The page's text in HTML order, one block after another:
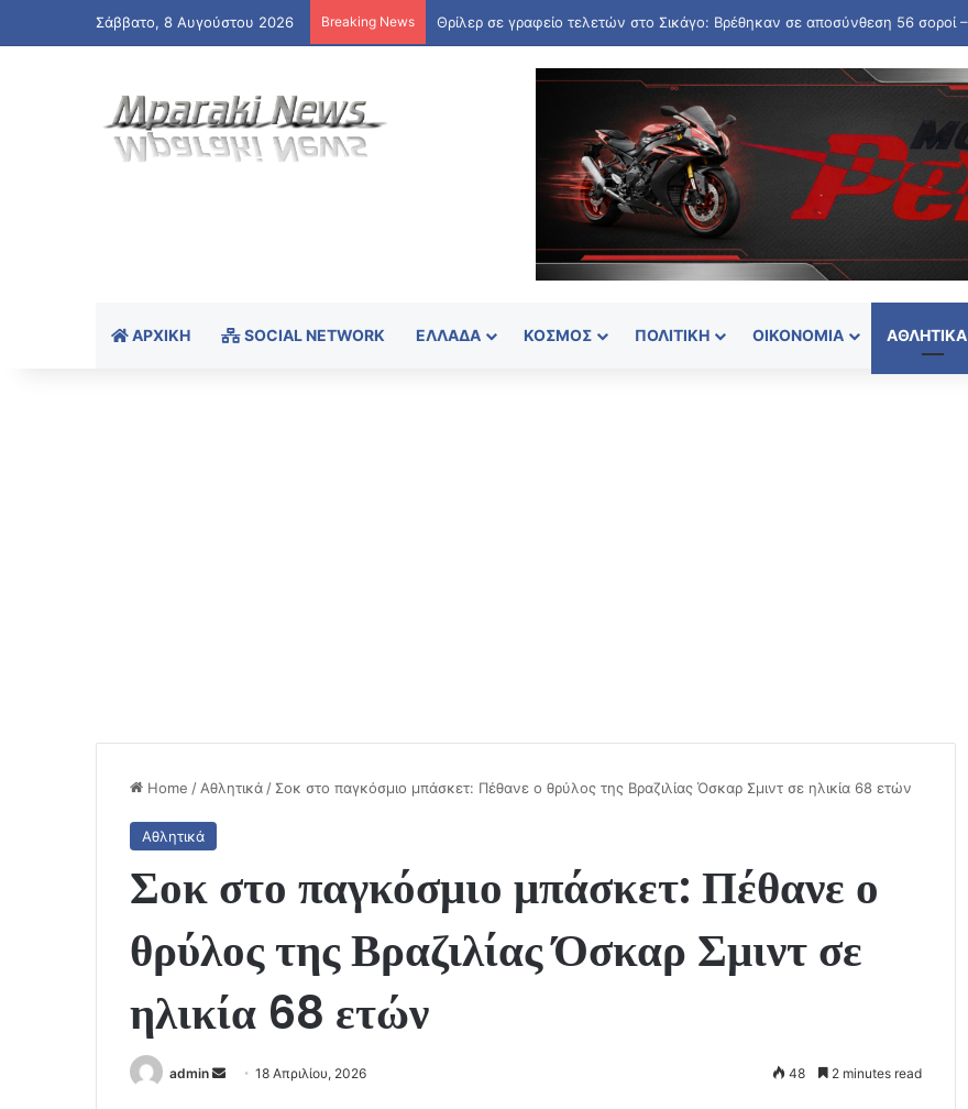
Σάββατο, 8 Αυγούστου 2026 Breaking News
ΑΡΧΙΚΉ SOCIAL NETWORK ΕΛΛΆΔΑ ΚΌΣΜΟΣ ΠΟΛΙΤΙΚΉ ΟΙΚΟΝΟΜΊΑ ΑΘΛΗΤΙΚΆ
Home / Αθλητικά / Σοκ στο παγκόσμιο μπάσκετ: Πέθανε ο θρύλος της Βραζιλίας Όσκαρ Σμιντ σε ηλικία 68 ετών
Αθλητικά
Σοκ στο παγκόσμιο μπάσκετ: Πέθανε ο
θρύλος της Βραζιλίας Όσκαρ Σμιντ σε
ηλικία 68 ετών
admin
Send18 Απριλίου, 2026 48 2 minutes read